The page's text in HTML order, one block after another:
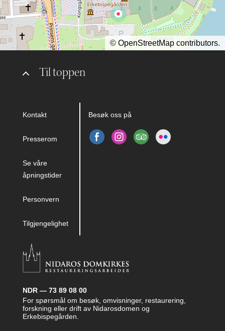
Til toppen
Kontakt
Presserom
Se våre
åpningstider
Personvern
Tilgjengelighet
Besøk oss på
NDR — 73 89 08 00
For spørsmål om besøk, omvisninger, restaurering,
forskning eller drift av Nidarosdomen og
Erkebispegården.
© OpenStreetMap contributors.